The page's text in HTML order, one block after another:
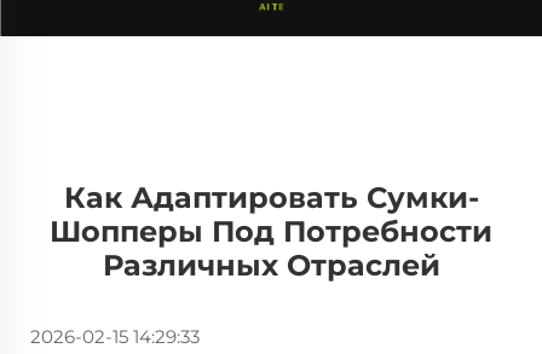
Как Адаптировать Сумки-
Шопперы Под Потребности
Различных Отраслей
2026-02-15 14:29:33